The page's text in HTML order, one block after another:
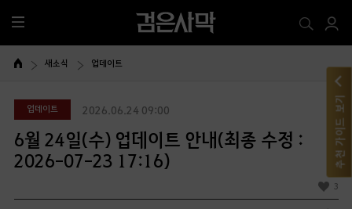
전
체
메
새소식 업데이트
업데이트 2026.06.24 09:00
6월 24일(수) 업데이트 안내(최종 수정 :
2026-07-23 17:16)
3
추천 가이드 보기